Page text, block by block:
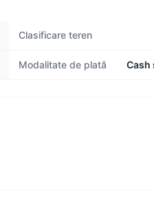
Clasificare teren
Modalitate de plată Cash